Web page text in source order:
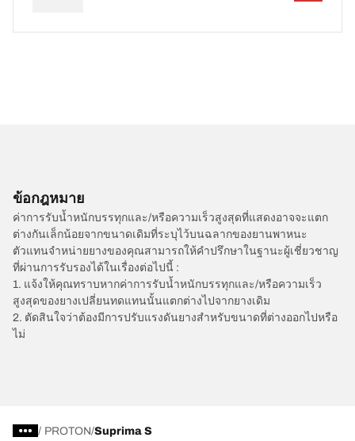
ข้อกฎหมาย
ค่าการรับน้ำหนักบรรทุกและ/หรือความเร็วสูงสุดที่แสดงอาจจะแตก
ต่างกันเล็กน้อยจากขนาดเดิมที่ระบุไว้บนฉลากของยานพาหนะ
ตัวแทนจำหน่ายยางของคุณสามารถให้คำปรึกษาในฐานะผู้เชี่ยวชาญ
ที่ผ่านการรับรองได้ในเรื่องต่อไปนี้ :
1. แจ้งให้คุณทราบหากค่าการรับน้ำหนักบรรทุกและ/หรือความเร็ว
สูงสุดของยางเปลี่ยนทดแทนนั้นแตกต่างไปจากยางเดิม
2. ตัดสินใจว่าต้องมีการปรับแรงดันยางสำหรับขนาดที่ต่างออกไปหรือ
ไม่
/ PROTON Suprima S